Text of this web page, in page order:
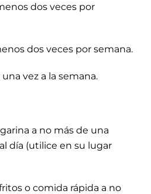
dos veces por
dos veces por semana.
vez a la semana.
a no más de una
día (utilice en su lugar
o comida rápida a no